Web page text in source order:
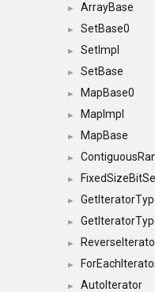
► ArrayBase
► SetBase0
► SetImpl
► SetBase
► MapBase0
► MapImpl
► MapBase
►
►
►
►
►
►
► AutoIterator